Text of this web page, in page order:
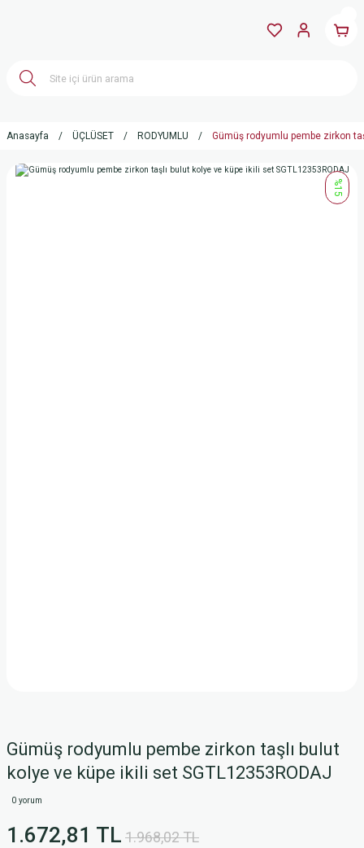
Anasayfa ÜÇLÜSET RODYUMLU Gümüş rodyumlu pembe zirkon
%15
Gümüş rodyumlu pembe zirkon taşlı bulut
kolye ve küpe ikili set SGTL12353RODAJ
0 yorum
1.672,81 TL 1.968,02 TL